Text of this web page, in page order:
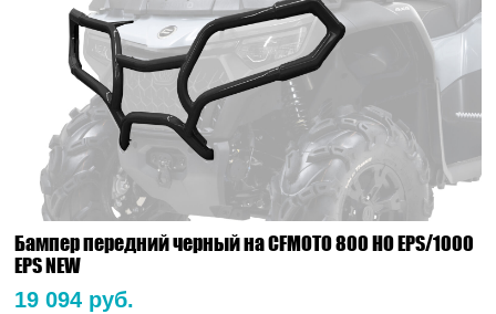
Бампер передний черный на CFMOTO 800 HO EPS/1000
EPS NEW
19 094 руб.